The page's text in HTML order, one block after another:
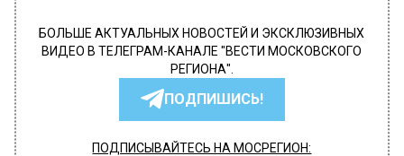
БОЛЬШЕ АКТУАЛЬНЫХ НОВОСТЕЙ И ЭКСКЛЮЗИВНЫХ
ВИДЕО В ТЕЛЕГРАМ-КАНАЛЕ "ВЕСТИ МОСКОВСКОГО
РЕГИОНА".
ПОДПИШИСЬ!
ПОДПИСЫВАЙТЕСЬ НА МОСРЕГИОН: